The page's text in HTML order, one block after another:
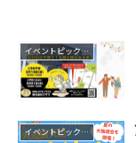
イベントピックアップ
イベントピックアップ